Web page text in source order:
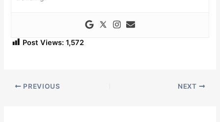
Post Views: 1,572
PREVIOUS NEXT